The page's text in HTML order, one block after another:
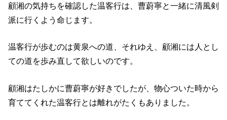
顧湘の気持ちを確認した温客行は、曹蔚寧と一緒に清風剣
派に行くよう命じます。
温客行が歩むのは黄泉への道、それゆえ、顧湘には人とし
ての道を歩み直して欲しいのです。
顧湘はたしかに曹蔚寧が好きでしたが、物心ついた時から
育ててくれた温客行とは離れがたくもありました。